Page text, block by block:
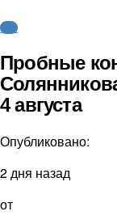
КХЛ
Пробные
4 августа
Опубликовано:
2 дня назад
от